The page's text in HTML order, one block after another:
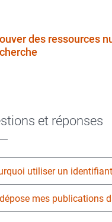
des ressources
et réponses
utiliser un
mes publications